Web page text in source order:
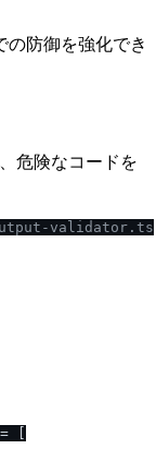
の防御を強化でき
危険なコードを
validator.ts
= [